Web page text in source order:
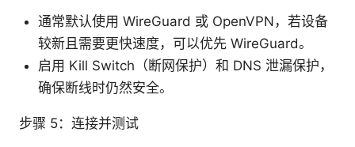
通常默认使用 WireGuard 或 OpenVPN，若设备
较新且需要更快速度，可以优先 WireGuard。
启用 Kill Switch（断网保护）和 DNS 泄漏保护，
确保断线时仍然安全。
步骤 5：连接并测试